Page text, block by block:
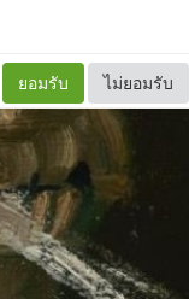
ยอมรับ ไม่ยอมรับ